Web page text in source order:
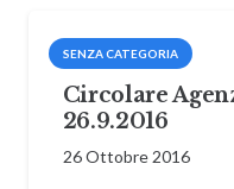
SENZA CATEGORIA
Circolare
26.9.2016
26 Ottobre 2016